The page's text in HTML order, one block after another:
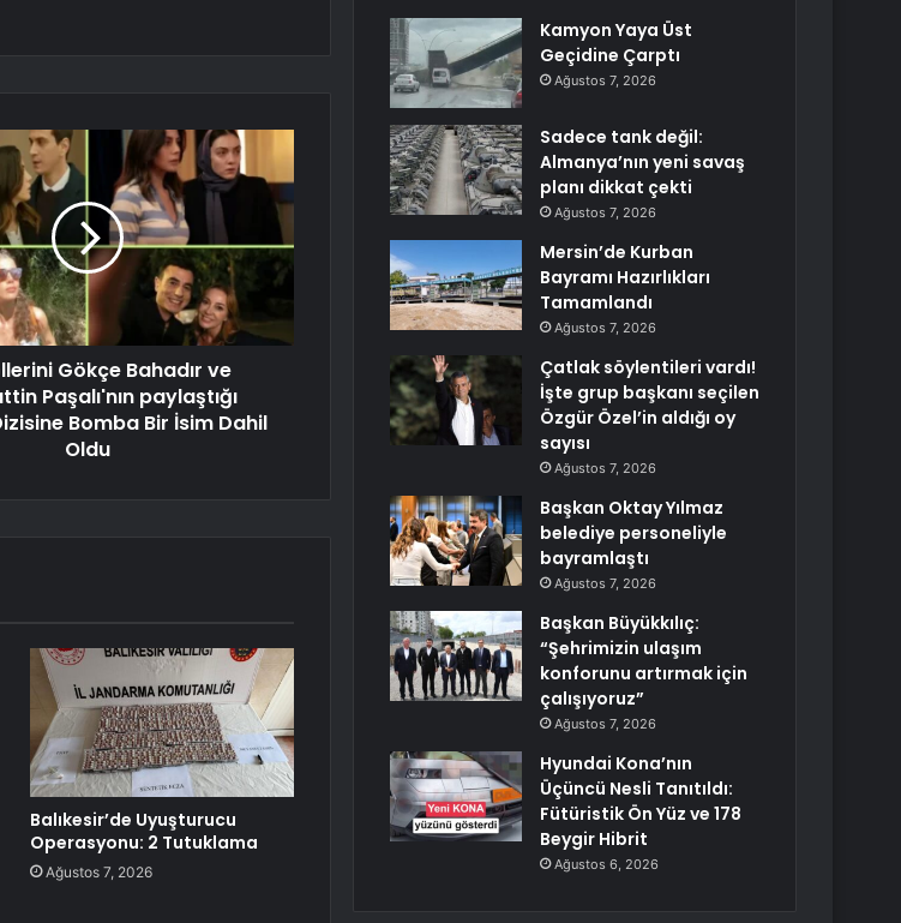
Gökçe Bahadır ve
Paşalı'nın paylaştığı
Bomba Bir İsim Dahil
Oldu
Balıkesir’de Uyuşturucu
Operasyonu: 2 Tutuklama
Ağustos 7, 2026
Kamyon Yaya Üst
Geçidine Çarptı
Ağustos 7, 2026
Sadece tank değil:
Almanya’nın yeni savaş
planı dikkat çekti
Ağustos 7, 2026
Mersin’de Kurban
Bayramı Hazırlıkları
Tamamlandı
Ağustos 7, 2026
Çatlak söylentileri vardı!
İşte grup başkanı seçilen
Özgür Özel’in aldığı oy
sayısı
Ağustos 7, 2026
Başkan Oktay Yılmaz
belediye personeliyle
bayramlaştı
Ağustos 7, 2026
Başkan Büyükkılıç:
“Şehrimizin ulaşım
konforunu artırmak için
çalışıyoruz”
Ağustos 7, 2026
Hyundai Kona’nın
Üçüncü Nesli Tanıtıldı:
Fütüristik Ön Yüz ve 178
Beygir Hibrit
Ağustos 6, 2026